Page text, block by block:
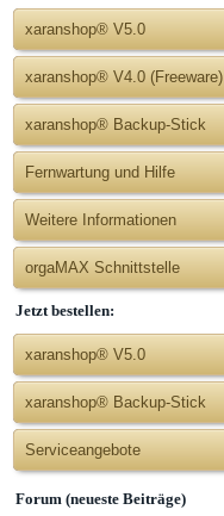
xaranshop® V5.0
xaranshop® V4.0 (Freeware)
xaranshop® Backup-Stick
Fernwartung und Hilfe
Weitere Informationen
orgaMAX Schnittstelle
Jetzt bestellen:
xaranshop® V5.0
xaranshop® Backup-Stick
Serviceangebote
Forum (neueste Beiträge)